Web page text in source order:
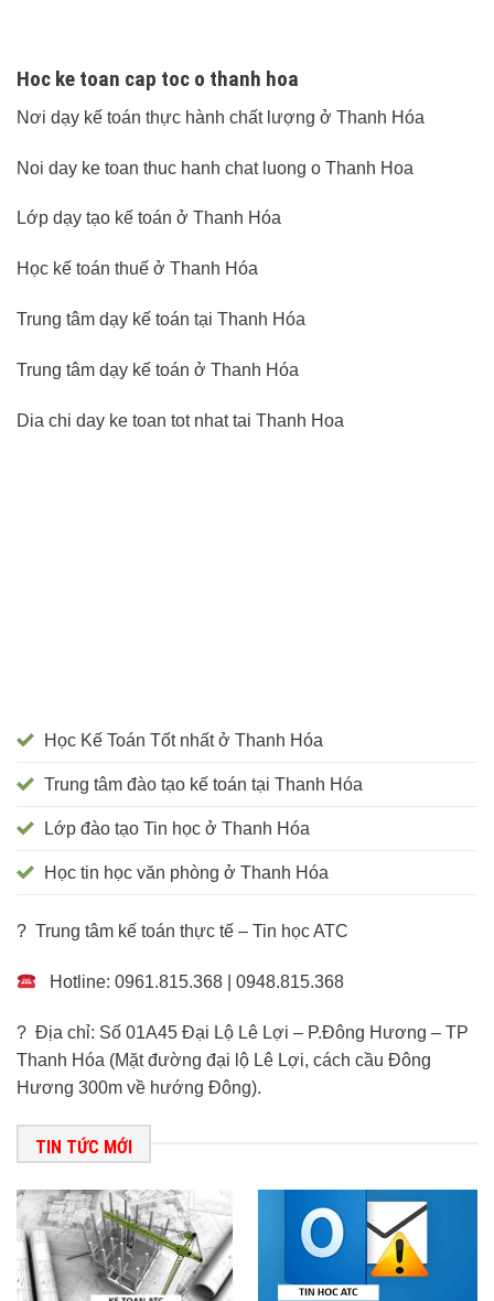
Hoc ke toan cap toc o thanh hoa
Nơi dạy kế toán thực hành chất lượng ở Thanh Hóa
Noi day ke toan thuc hanh chat luong o Thanh Hoa
Lớp dạy tạo kế toán ở Thanh Hóa
Học kế toán thuế ở Thanh Hóa
Trung tâm dạy kế toán tại Thanh Hóa
Trung tâm dạy kế toán ở Thanh Hóa
Dia chi day ke toan tot nhat tai Thanh Hoa
Học Kế Toán Tốt nhất ở Thanh Hóa
Trung tâm đào tạo kế toán tại Thanh Hóa
Lớp đào tạo Tin học ở Thanh Hóa
Học tin học văn phòng ở Thanh Hóa
? Trung tâm kế toán thực tế – Tin học ATC
Hotline: 0961.815.368 | 0948.815.368
? Địa chỉ: Số 01A45 Đại Lộ Lê Lợi – P.Đông Hương – TP
Thanh Hóa (Mặt đường đại lộ Lê Lợi, cách cầu Đông
Hương 300m về hướng Đông).
TIN TỨC MỚI